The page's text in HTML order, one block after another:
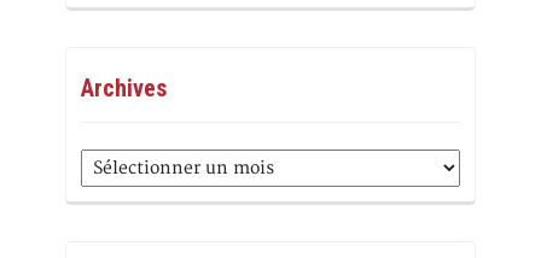
Archives
Archives